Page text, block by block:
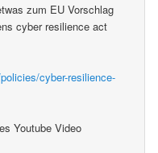
zum EU Vorschlag
cyber resilience act
cyber-resilience-
Youtube Video